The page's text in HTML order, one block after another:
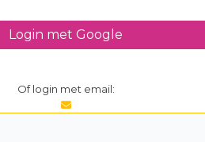
Login met Google
Of login met email: